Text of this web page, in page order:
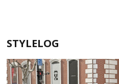
STYLELOG